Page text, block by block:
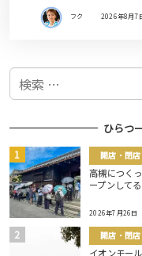
フク 2026年8月7
検
ひらつ
開店・閉店
高槻につく
ープンして
2026年7月26日
開店・閉店
イオンモー